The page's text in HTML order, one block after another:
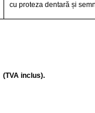
cu proteza dentară și
(TVA inclus).